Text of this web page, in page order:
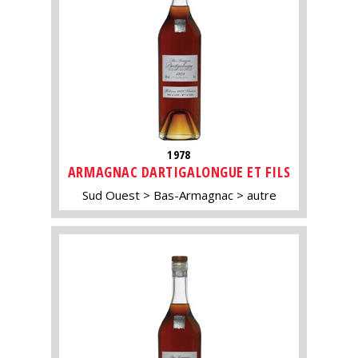
1978
ARMAGNAC DARTIGALONGUE ET FILS
Sud Ouest Bas-Armagnac autre